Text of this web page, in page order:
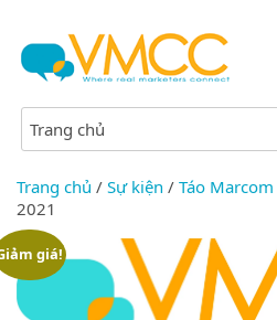
Trang chủ / Sự kiện / Táo Marcom
2021
giá!